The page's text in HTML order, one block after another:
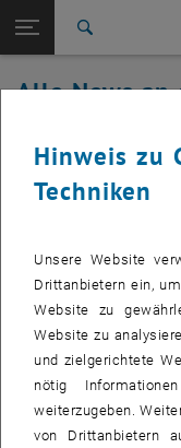
TU Login
Quicklinks
Quicklinks-Menü
Studium
Zur 1. Menü Ebene
Alle News
Zurück: Subseiten von
Zurück zur letzten
TU Wien
Alle News an
04. April
McAfee
Erstellt vonSimon Bernhard
Die neue
sofort auf dem
Diese Campussoftware
Hinweis zu
Techniken
Unsere Website
Drittanbietern ein,
Website zu
Website zu
und zielgerichtete
nötig
weiterzugeben.
von Drittanbietern